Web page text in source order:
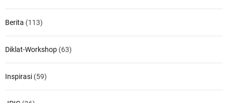
:
i
v
s
Berita (113)
Diklat-Workshop (63)
Inspirasi (59)